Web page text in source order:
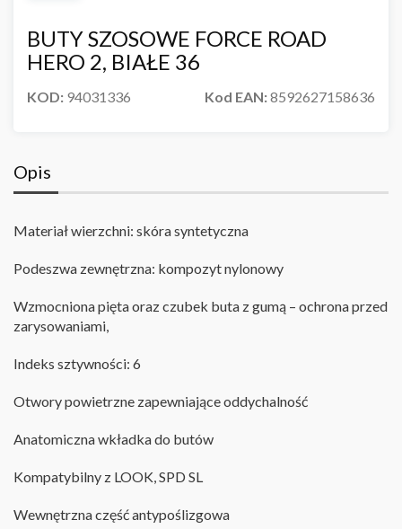
BUTY SZOSOWE FORCE ROAD
HERO 2, BIAŁE 36
KOD: 94031336 Kod EAN:8592627158636
Opis
Materiał wierzchni: skóra syntetyczna
Podeszwa zewnętrzna: kompozyt nylonowy
Wzmocniona pięta orazczubek buta z gumą – ochrona przed
zarysowaniami,
Indeks sztywności: 6
Otwory powietrzne zapewniające oddychalność
Anatomiczna wkładka do butów
Kompatybilny z LOOK, SPD SL
Wewnętrzna część antypoślizgowa